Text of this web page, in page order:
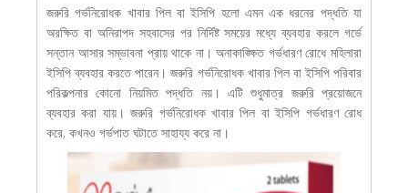
জরুরি গর্ভনিরোধক খাবার পিল বা ইসিপি হলো এমন এক ধরনের পদ্ধতি যা
অরক্ষিত বা অনিরাপদ সহবাসের পর নির্দিষ্ট সময়ের মধ্যে ব্যবহার করলে গর্ভে
সন্তান আসার সম্ভাবনা প্রায় থাকে না। অনাকাঙ্ক্ষিত গর্ভধারণ রোধে মহিলারা
ইসিপি ব্যবহার করতে পারেন। জরুরি গর্ভনিরোধক খাবার পিল বা ইসিপি পরিবার
পরিকল্পনার কোনো নিয়মিত পদ্ধতি নয়। এটি শুধুমাত্র জরুরি প্রয়োজনে
ব্যবহার করা যায়। জরুরি গর্ভনিরোধক খাবার পিল বা ইসিপি গর্ভধারণ রোধ
করে, কখনও গর্ভপাত ঘটাতে সাহায্য করে না।